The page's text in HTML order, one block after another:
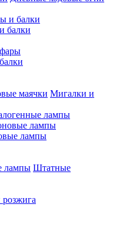
балки
Мигалки и
лампы
лампы
Штатные